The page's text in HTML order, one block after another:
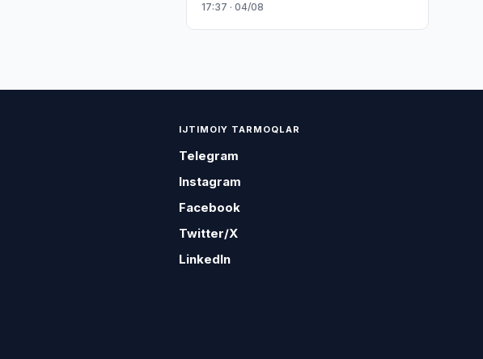
17:37 · 04/08
IJTIMOIY TARMOQLAR
Telegram
Instagram
Facebook
Twitter/X
LinkedIn